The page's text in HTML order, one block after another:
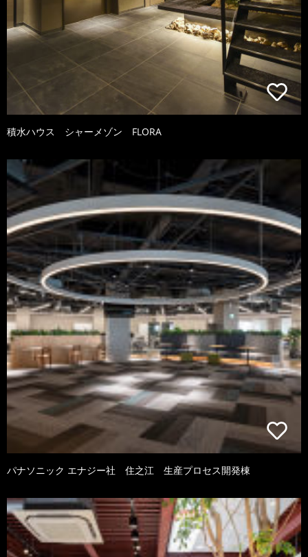
積水ハウス シャーメゾン FLORA
パナソニック エナジー社 住之江 生産プロセス開発棟